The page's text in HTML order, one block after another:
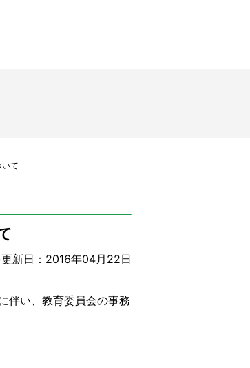
て
新日：2016年04月22日
伴い、教育委員会の事務